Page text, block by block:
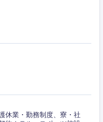
休業・勤務制度、寮・社